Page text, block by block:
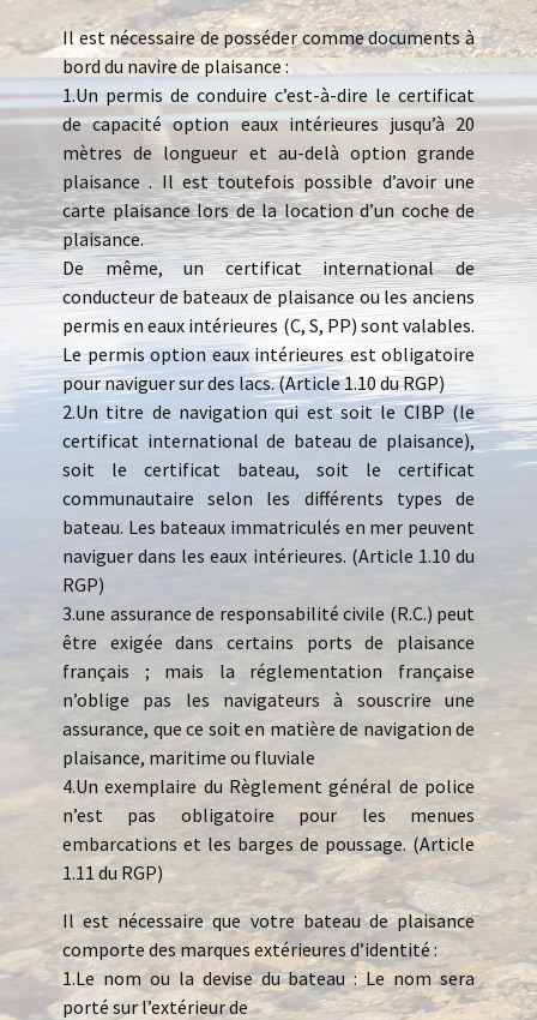
Il est nécessaire de posséder comme documents à
bord du navire de plaisance :
1.Un permis de conduire c’est-à-dire le certificat
de capacité option eaux intérieures jusqu’à 20
mètres de longueur et au-delà option grande
plaisance . Il est toutefois possible d’avoir une
carte plaisance lors de la location d’un coche de
plaisance.
De même, un certificat international de
conducteur de bateaux de plaisance ou les anciens
permis en eaux intérieures (C, S, PP) sont valables.
Le permis option eaux intérieures est obligatoire
pour naviguer sur des lacs. (Article 1.10 du RGP)
2.Un titre de navigation qui est soit le CIBP (le
certificat international de bateau de plaisance),
soit le certificat bateau, soit le certificat
communautaire selon les différents types de
bateau. Les bateaux immatriculés en mer peuvent
naviguer dans les eaux intérieures. (Article 1.10 du
RGP)
3.une assurance de responsabilité civile (R.C.) peut
être exigée dans certains ports de plaisance
français ; mais la réglementation française
n’oblige pas les navigateurs à souscrire une
assurance, que ce soit en matière de navigation de
plaisance, maritime ou fluviale
4.Un exemplaire du Règlement général de police
n’est pas obligatoire pour les menues
embarcations et les barges de poussage. (Article
1.11 du RGP)
Il est nécessaire que votre bateau de plaisance
comporte des marques extérieures d’identité :
1.Le nom ou la devise du bateau : Le nom sera
porté sur l’extérieur de